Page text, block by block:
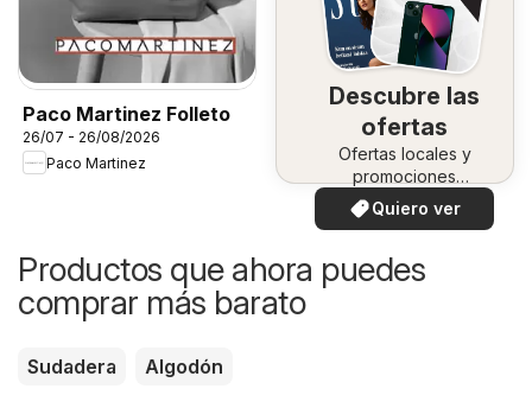
Paco Martinez Folleto
26/07 - 26/08/2026
Paco Martinez
Descubre las
ofertas
Ofertas locales y
promociones
especiales.
Quiero ver
Productos que ahora puedes
comprar más barato
Sudadera Algodón